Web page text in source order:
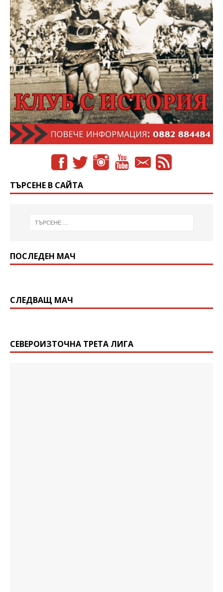
ТЪРСЕНЕ В САЙТА
ПОСЛЕДЕН МАЧ
СЛЕДВАЩ МАЧ
СЕВЕРОИЗТОЧНА ТРЕТА ЛИГА